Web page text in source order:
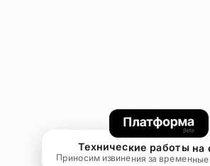
Технические работы на
Приносим извинения за